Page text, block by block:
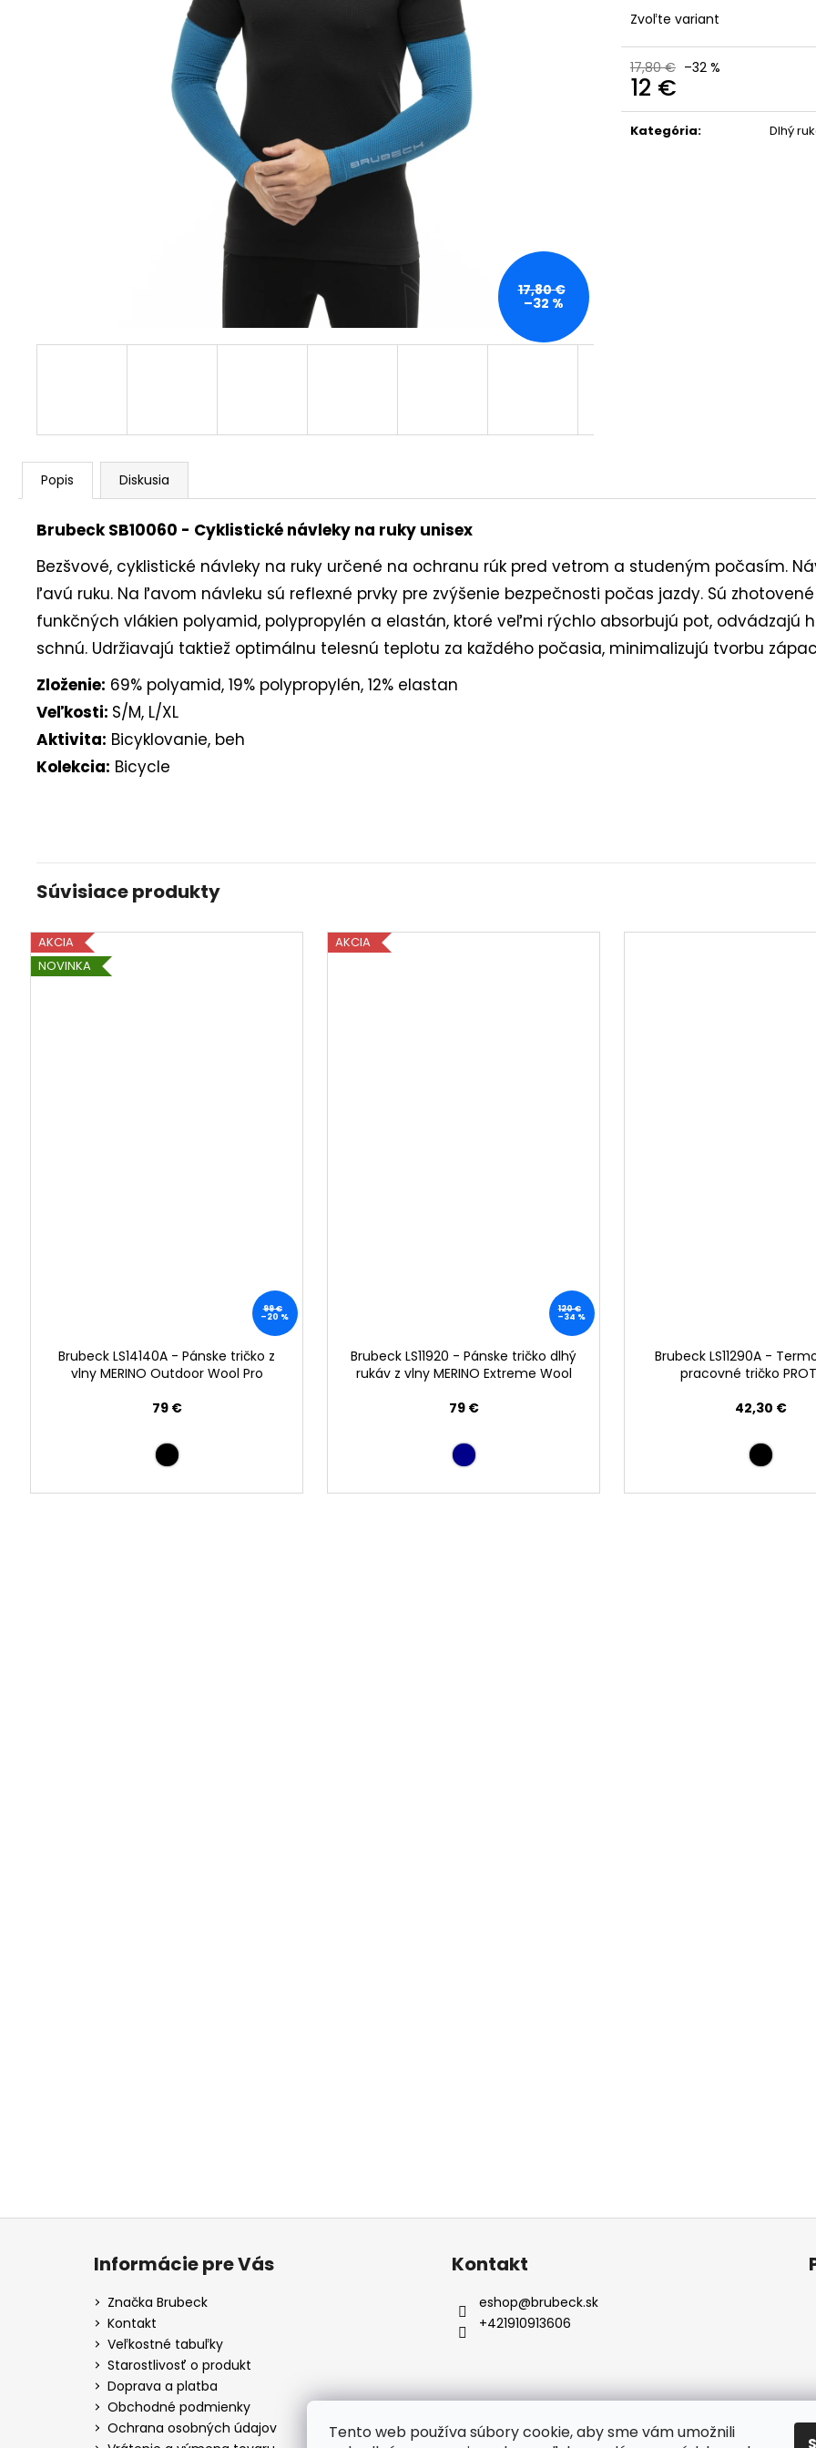
Tento web používa súbory cookie, aby sme vám umožnili
Zvoľte variant
17,80 € –32 %
12 €
cena:
Kategória: Dlhý
17,80 €
–32 %
Popis Diskusia
Brubeck SB10060 - Cyklistické návleky na ruky unisex
Bezšvové, cyklistické návleky na ruky určené na ochranu rúk pred vetrom a studeným počasím.
ľavú ruku. Na ľavom návleku sú reflexné prvky pre zvýšenie bezpečnosti počas jazdy. Sú
funkčných vlákien polyamid, polypropylén a elastán, ktoré veľmi rýchlo absorbujú pot, odvádzajú
schnú. Udržiavajú taktiež optimálnu telesnú teplotu za každého počasia, minimalizujú tvorbu
Zloženie: 69% polyamid, 19% polypropylén, 12% elastan
Veľkosti: S/M, L/XL
Aktivita: Bicyklovanie, beh
Kolekcia: Bicycle
Súvisiace produkty
AKCIA
NOVINKA
99 €
–20 %
Brubeck LS14140A - Pánske tričko z
vlny MERINO Outdoor Wool Pro
79 €
AKCIA
120 €
–34 %
Brubeck LS11920 - Pánske tričko dlhý
rukáv z vlny MERINO Extreme Wool
79 €
Brubeck LS11290A -
pracovné tričko
42,30 €
Z
Informácie pre Vás
Značka Brubeck
Kontakt
Veľkostné tabuľky
Starostlivosť o produkt
Doprava a platba
Obchodné podmienky
Ochrana osobných údajov
Kontakt
eshop@brubeck.sk
+421910913606